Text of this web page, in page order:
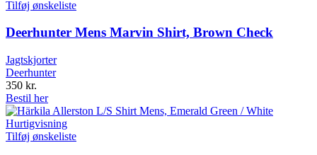
Tilføj ønskeliste
Deerhunter Mens Marvin Shirt, Brown Check
Jagtskjorter
Deerhunter
350 kr.
Bestil her
Hurtigvisning
Tilføj ønskeliste